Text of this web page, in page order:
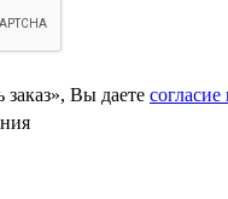
Вы даете